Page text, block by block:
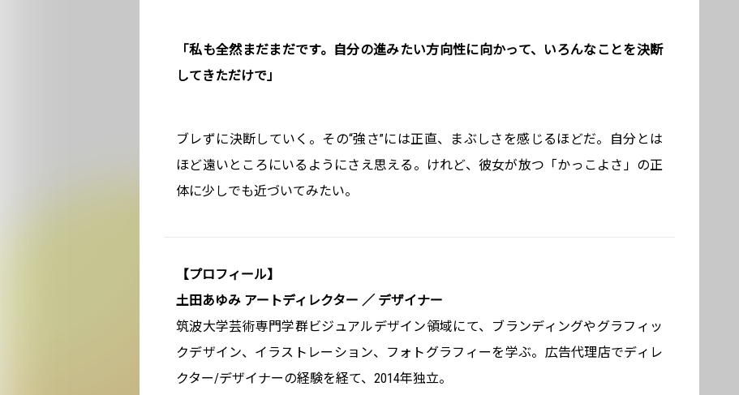
「私も全然まだまだです。自分の進みたい方向性に向かって、いろんなことを決断
してきただけで」
ブレずに決断していく。その“強さ”には正直、まぶしさを感じるほどだ。自分とは
ほど遠いところにいるようにさえ思える。けれど、彼女が放つ「かっこよさ」の正
体に少しでも近づいてみたい。
【プロフィール】
土田あゆみ アートディレクター ／ デザイナー
筑波大学芸術専門学群ビジュアルデザイン領域にて、ブランディングやグラフィッ
クデザイン、イラストレーション、フォトグラフィーを学ぶ。広告代理店でディレ
クター/デザイナーの経験を経て、2014年独立。